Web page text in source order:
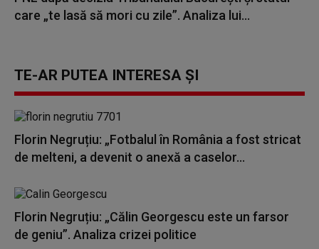
care „te lasă să mori cu zile”. Analiza lui...
TE-AR PUTEA INTERESA ȘI
Florin Negruțiu: „Fotbalul în România a fost stricat
de melteni, a devenit o anexă a caselor...
Florin Negruțiu: „Călin Georgescu este un farsor
de geniu”. Analiza crizei politice